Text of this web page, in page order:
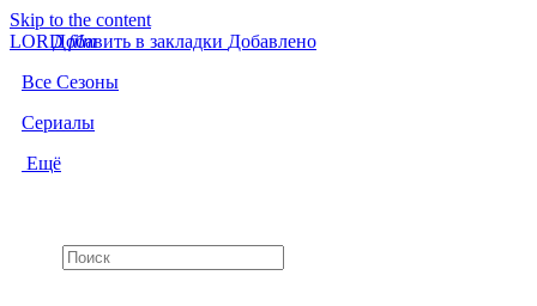
Skip to the content
LORDfilm
Все Сезоны
Сериалы
Ещё
Добавить в закладки Добавлено